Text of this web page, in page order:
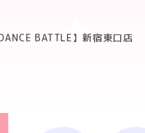
BATTLE】新宿東口店